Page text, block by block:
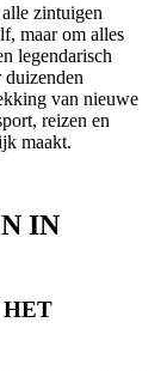
zintuigen
maar om alles
legendarisch
van nieuwe
reizen en
maakt.
IN
HET